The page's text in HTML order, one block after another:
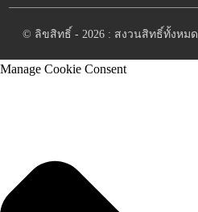
© ลิขสิทธิ์ - 2026 : สงวนสิทธิ์ทั้งหมด
Manage Cookie Consent